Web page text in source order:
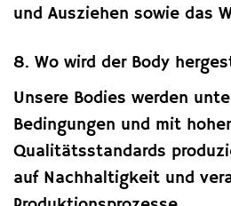
und Ausziehen sowie das
8. Wo wird der Body
Unsere Bodies werden
Bedingungen und mit
Qualitätsstandards
auf Nachhaltigkeit und